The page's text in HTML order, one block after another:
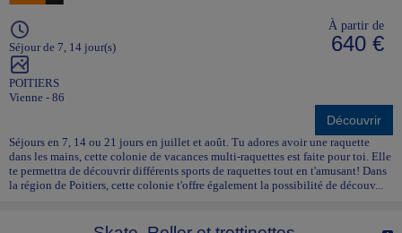
Séjour de 7, 14 jour(s)
POITIERS
Vienne - 86
À partir de
640 €
Découvrir
Séjours en 7, 14 ou 21 jours en juillet et août. Tu adores avoir une raquette
dans les mains, cette colonie de vacances multi-raquettes est faite pour toi. Elle
te permettra de découvrir différents sports de raquettes tout en t'amusant! Dans
la région de Poitiers, cette colonie t'offre également la possibilité de découv...